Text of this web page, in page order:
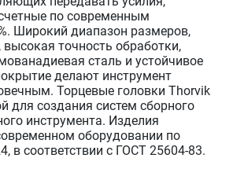
по современным
Широкий диапазон размеров,
точность обработки,
сталь и устойчивое
делают инструмент
Торцевые головки Thorvik
для создания систем сборного
инструмента. Изделия
оборудовании по
в соответствии с ГОСТ 25604-83.